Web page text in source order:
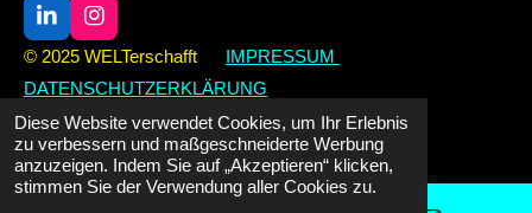
Diese Website verwendet Cookies, um Ihr Erlebnis
zu verbessern und maßgeschneiderte Werbung
anzuzeigen. Indem Sie auf „Akzeptieren“ klicken,
stimmen Sie der Verwendung aller Cookies zu.
L
i
n
k
d
I
n
I
n
s
t
g
r
a
m
© 2025 WELTerschafft IMPRESSUM
DATENSCHUTZERKLÄRUNG
Mit Unterstützung vonWebador